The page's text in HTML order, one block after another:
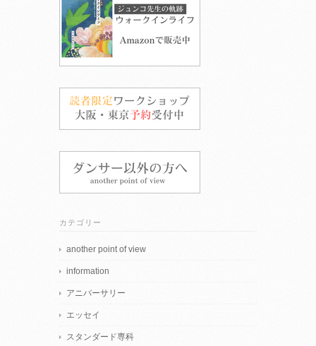
カテゴリー
another point of view
information
アニバーサリー
エッセイ
スタンダード専科